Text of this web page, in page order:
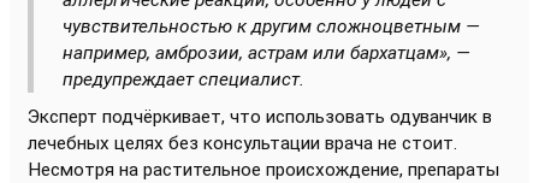
чувствительностью к другим сложноцветным —
например, амброзии, астрам или бархатцам», —
предупреждает специалист.
Эксперт подчёркивает, что использовать одуванчик в
лечебных целях без консультации врача не стоит.
Несмотря на растительное происхождение, препараты